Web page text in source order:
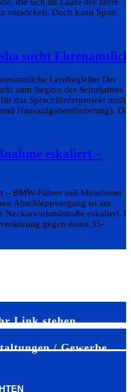
entwickelt. Doch kann Sport
sucht
Lernbegleiter Der
zum Beginn des Schuljahres
das Sprachförderprojekt misha
Hausaufgabenförderung).
eskaliert –
– BMW-Fahrer soll Mitarbeiter
Abschleppvorgang ist am
Neckarvorlandstraße eskaliert.
gegen einen 35-
Link stehen
/ Gewerbe